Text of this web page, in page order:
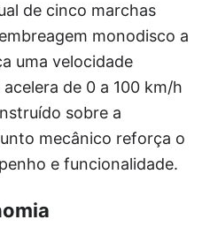
de cinco marchas
monodisco a
uma velocidade
de 0 a 100 km/h
sobre a
mecânico reforça o
e funcionalidade.